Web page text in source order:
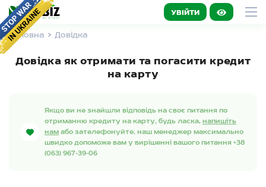
УВІЙТИ
Головна Довідка
Довідка як отримати та погасити кредит
на карту
Якщо ви не знайшли відповідь на своє питання по
отриманню кредиту на карту, будь ласка, напишіть
нам або зателефонуйте, наш менеджер максимально
швидко допоможе вам у вирішенні вашого питання +38
(063) 967-39-06